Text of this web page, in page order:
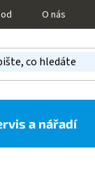
O nás
a nářadí